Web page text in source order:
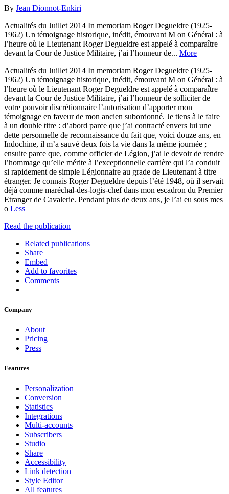
By Jean Dionnot-Enkiri
Actualités du Juillet 2014 In memoriam Roger Degueldre (1925-
1962) Un témoignage historique, inédit, émouvant M on Général : à
l’heure où le Lieutenant Roger Degueldre est appelé à comparaître
devant la Cour de Justice Militaire, j’ai l’honneur de... More
Actualités du Juillet 2014 In memoriam Roger Degueldre (1925-
1962) Un témoignage historique, inédit, émouvant M on Général : à
l’heure où le Lieutenant Roger Degueldre est appelé à comparaître
devant la Cour de Justice Militaire, j’ai l’honneur de solliciter de
votre pouvoir discrétionnaire l’autorisation d’apporter mon
témoignage en faveur de mon ancien subordonné. Je tiens à le faire
à un double titre : d’abord parce que j’ai contracté envers lui une
dette personnelle de reconnaissance du fait que, voici douze ans, en
Indochine, il m’a sauvé deux fois la vie dans la même journée ;
ensuite parce que, comme officier de Légion, j’ai le devoir de rendre
l’hommage qu’elle mérite à l’exceptionnelle carrière qui l’a conduit
si rapidement de simple Légionnaire au grade de Lieutenant à titre
étranger. Je connais Roger Degueldre depuis l’été 1948, où il servait
déjà comme maréchal-des-logis-chef dans mon escadron du Premier
Etranger de Cavalerie. Pendant plus de deux ans, je l’ai eu sous mes
o Less
Read the publication
Related publications
Share
Embed
Add to favorites
Comments
Company
About
Pricing
Press
Features
Personalization
Conversion
Statistics
Integrations
Multi-accounts
Subscribers
Studio
Share
Accessibility
Link detection
Style Editor
All features